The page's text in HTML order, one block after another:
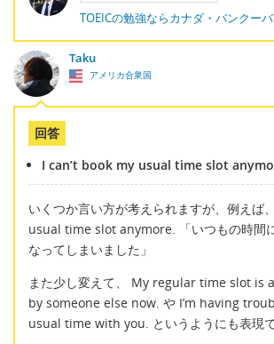
TOEICの勉強ならカナダ・バンクー
Taku
アメリカ合衆国
回答
I can’t book my usual time slot
いくつか言い方が考えられますが、例えば
usual time slot anymore. 「いつもの時間
なってしまいました」
また少し変えて、 My regular time slot is
by someone else now. や I’m having
usual time with you. というようにも表現で